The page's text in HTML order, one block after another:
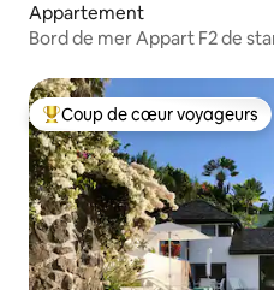
Appartement
Bord de mer Appart F2 de
Coups de cœur voyageurs
Coup de cœur voyageurs